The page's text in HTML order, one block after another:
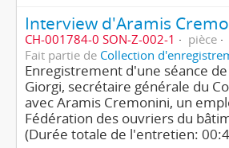
CH-001784-0 SON-Z-002-1 pièce
Fait partie de Collection
Enregistrement d'une séance
Giorgi, secrétaire générale du
avec Aramis Cremonini, un
Fédération des ouvriers du
(Durée totale de l'entretien: